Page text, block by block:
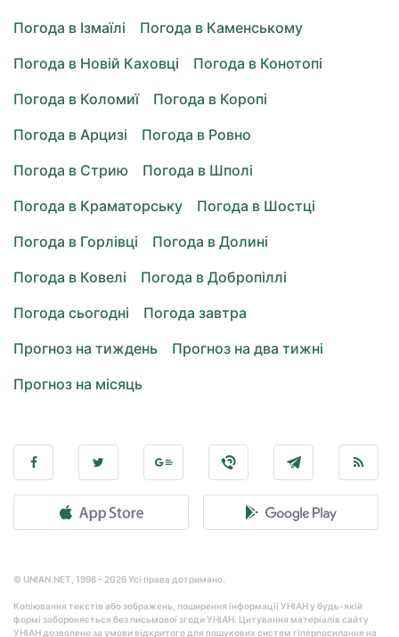
Погода в Ізмаїлі
Погода в Каменському
Погода в Новій Каховці
Погода в Конотопі
Погода в Коломиї
Погода в Коропі
Погода в Арцизі
Погода в Ровно
Погода в Стрию
Погода в Шполі
Погода в Краматорську
Погода в Шостці
Погода в Горлівці
Погода в Долині
Погода в Ковелі
Погода в Добропіллі
Погода сьогодні
Погода завтра
Прогноз на тиждень
Прогноз на два тижні
Прогноз на місяць
© UNIAN.NET, 1998 - 2026 Усі права дотримано.
Копіювання текстів або зображень, поширення інформації УНІАН у будь-якій
формі забороняється без письмової згоди УНІАН. Цитування матеріалів сайту
УНІАН дозволено за умови відкритого для пошукових систем гіперпосилання на